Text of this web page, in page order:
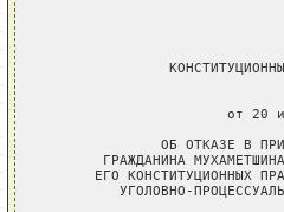
от 20
ОБ ОТКАЗЕ В
ГРАЖДАНИНА
ЕГО КОНСТИТУЦИОННЫХ
УГОЛОВНО-